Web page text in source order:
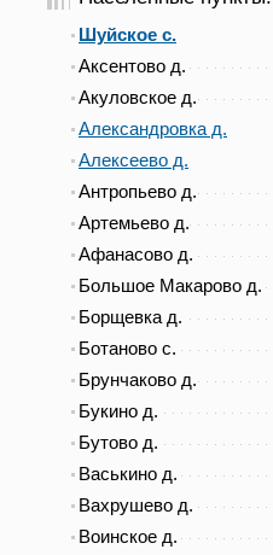
Шуйское с.
Аксентово д.
Акуловское д.
Александровка д.
Алексеево д.
Антропьево д.
Артемьево д.
Афанасово д.
Большое Макарово д.
Борщевка д.
Ботаново с.
Брунчаково д.
Букино д.
Бутово д.
Васькино д.
Вахрушево д.
Воинское д.